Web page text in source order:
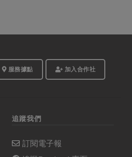
服務據點 加入合作社
追蹤我們
訂閱電子報